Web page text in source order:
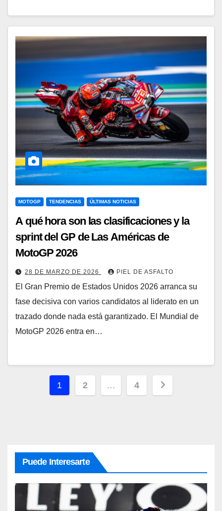
MOTOGP TENDENCIAS ÚLTIMAS NOTICIAS
A qué hora son las clasificaciones y la
sprint del GP de Las Américas de
MotoGP 2026
28 DE MARZO DE 2026 PIEL DE ASFALTO
El Gran Premio de Estados Unidos 2026 arranca su
fase decisiva con varios candidatos al liderato en un
trazado donde nada está garantizado. El Mundial de
MotoGP 2026 entra en…
Paginación
1 2 … 4
Puede Interesarte